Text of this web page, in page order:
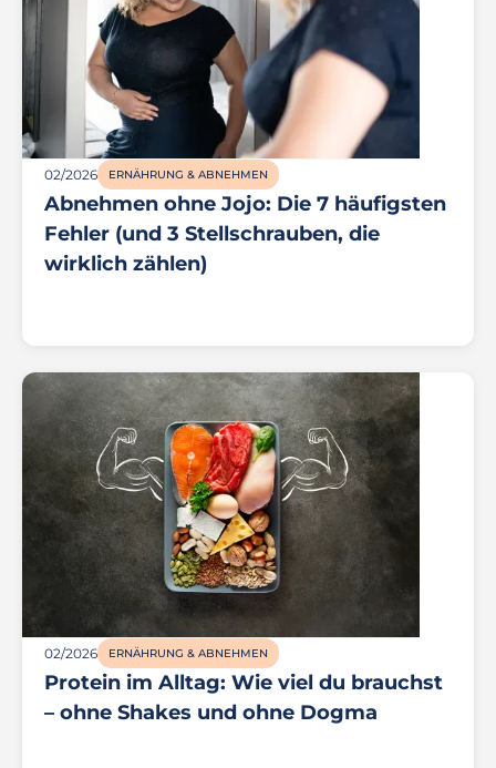
02/2026 ERNÄHRUNG & ABNEHMEN
Abnehmen ohne Jojo: Die 7 häufigsten
Fehler (und 3 Stellschrauben, die
wirklich zählen)
02/2026 ERNÄHRUNG & ABNEHMEN
Protein im Alltag: Wie viel du brauchst
– ohne Shakes und ohne Dogma